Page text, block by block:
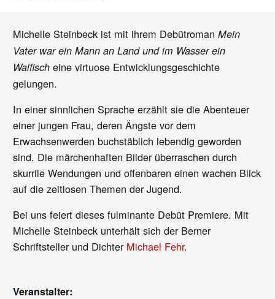
Michelle Steinbeck ist mit ihrem DebütromanMein
Vater war ein Mann an Land und im Wasser ein
Walfisch eine virtuose Entwicklungsgeschichte
gelungen.
In einer sinnlichen Sprache erzählt sie die Abenteuer
einer jungen Frau, deren Ängste vor dem
Erwachsenwerden buchstäblich lebendig geworden
sind. Die märchenhaften Bilder überraschen durch
skurrile Wendungen und offenbaren einen wachen Blick
auf die zeitlosen Themen der Jugend.
Bei uns feiert dieses fulminante Debüt Premiere. Mit
Michelle Steinbeck unterhält sich der Berner
Schriftsteller und Dichter Michael Fehr.
Veranstalter: